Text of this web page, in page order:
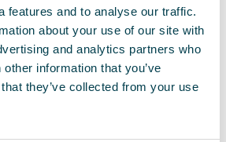
features and to analyse our traffic.
about your use of our site with
and analytics partners who
information that you’ve
they’ve collected from your use
på uthyrning av modulbaserade
QleanAirs
på filterteknologi som fångar,
inomhusluft. Bolaget har närmare
hos över 3 500 kunder inom
APAC och Americas. För helåret
nettoomsättning om 455 Mkr och